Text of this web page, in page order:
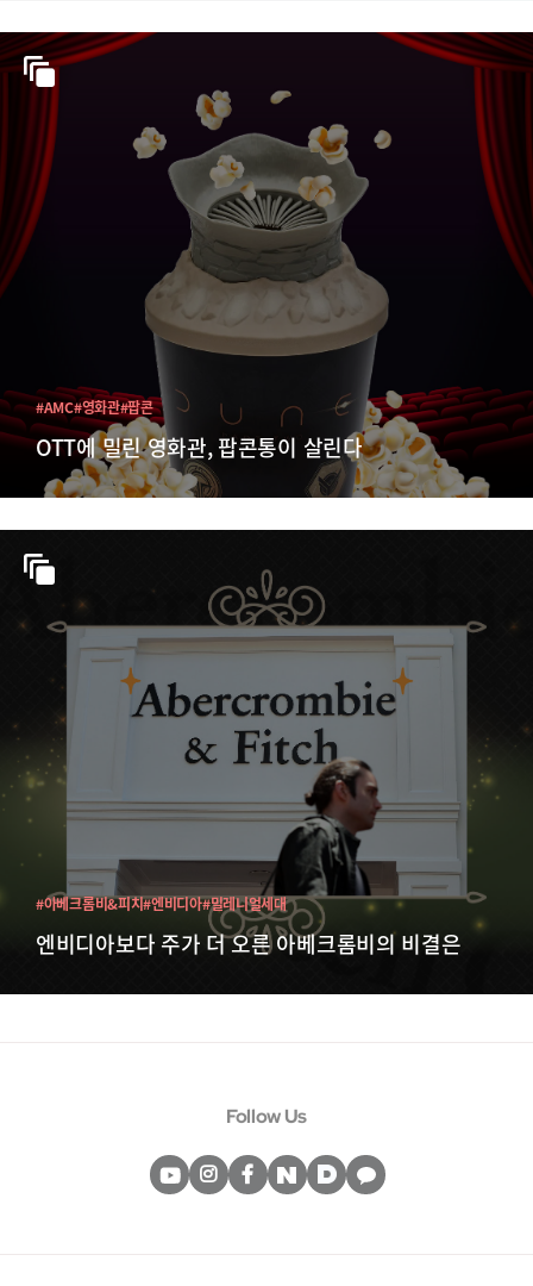
OTT에 밀린 영화관, 팝콘통이 살린다
#AMC#영화관#팝콘
엔비디아보다 주가 더 오른 아베크롬비의 비결은
#아베크롬비&피치#엔비디아#밀레니얼세대
Follow Us